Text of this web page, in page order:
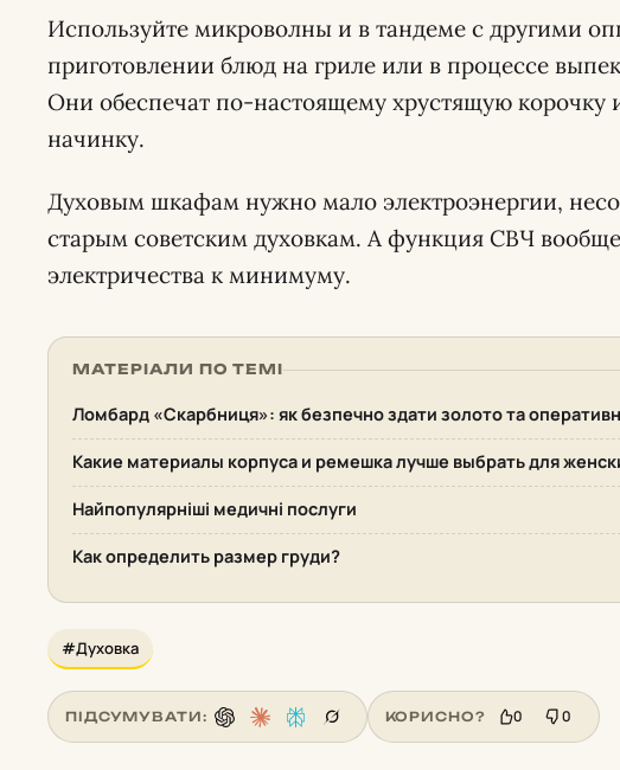
Используйте микроволны и в тандеме с другими
приготовлении блюд на гриле или в процессе
Они обеспечат по-настоящему хрустящую корочку
начинку.
Духовым шкафам нужно мало электроэнергии,
старым советским духовкам. А функция СВЧ
электричества к минимуму.
МАТЕРІАЛИ ПО ТЕМІ
Ломбард «Скарбниця»: як безпечно здати золото та
Какие материалы корпуса и ремешка лучше выбрать для
Найпопулярніші медичні послуги
Как определить размер груди?
#Духовка
ПІДСУМУВАТИ: КОРИСНО? 0 0